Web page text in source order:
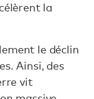
la
le déclin
Ainsi, des
vit